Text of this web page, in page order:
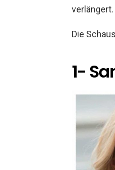
verlängert.
Die
1-